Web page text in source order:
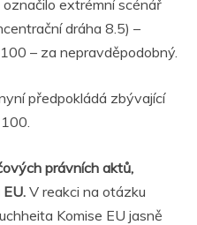
extrémní scénář
dráha 8.5) –
– za nepravděpodobný.
předpokládá zbývající
právních aktů,
V reakci na otázku
Komise EU jasně